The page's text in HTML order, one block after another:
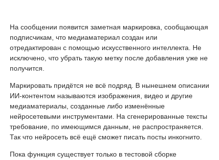
На сообщении появится заметная маркировка, сообщающая
подписчикам, что медиаматериал создан или
отредактирован с помощью искусственного интеллекта. Не
исключено, что убрать такую метку после добавления уже не
получится.
Маркировать придётся не всё подряд. В нынешнем описании
ИИ-контентом называются изображения, видео и другие
медиаматериалы, созданные либо изменённые
нейросетевыми инструментами. На сгенерированные тексты
требование, по имеющимся данным, не распространяется.
Так что нейросеть всё ещё сможет писать посты инкогнито.
Пока функция существует только в тестовой сборке